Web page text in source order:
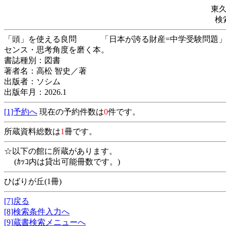
東
検
「頭」を使える良問 「日本が誇る財産=中学受験問題」
センス・思考角度を磨く本。
書誌種別：図書
著者名：高松 智史／著
出版者：ソシム
出版年月：2026.1
[1]予約へ 現在の予約件数は0件です。
所蔵資料総数は1冊です。
☆以下の館に所蔵があります。
(ｶｯｺ内は貸出可能冊数です。)
ひばりが丘(1冊)
[7]戻る
[8]検索条件入力へ
[9]蔵書検索メニューへ